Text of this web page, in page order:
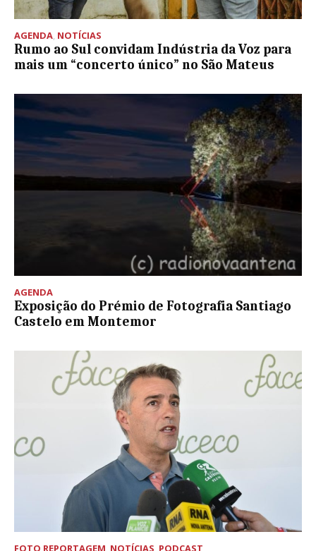
AGENDA, NOTÍCIAS
Rumo ao Sul convidam Indústria da Voz para
mais um “concerto único” no São Mateus
AGENDA
Exposição do Prémio de Fotografia Santiago
Castelo em Montemor
FOTO REPORTAGEM NOTÍCIAS PODCAST